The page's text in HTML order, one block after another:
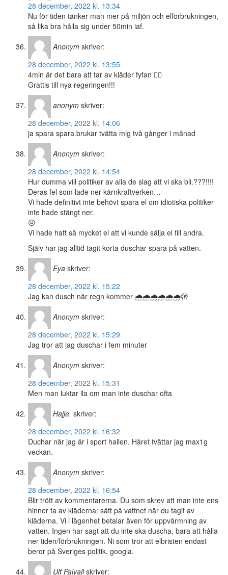
28 december, 2022 kl. 13:34
Nu för tiden tänker man mer på miljön och elförbrukningen,
så lika bra hålla sig under 50min iaf.
Anonym skriver:
28 december, 2022 kl. 13:55
4min är det bara att tar av kläder fyfan 🤦‍♂️
Grattis till nya regeringen!!!
anonym skriver:
28 december, 2022 kl. 14:06
ja spara spara.brukar tvätta mig två gånger i månad
Anonym skriver:
28 december, 2022 kl. 14:54
Hur dumma vill politiker av alla de slag att vi ska bli.???!!!!
Deras fel som lade ner kärnkraftverken…
Vi hade definitivt inte behövt spara el om idiotiska politiker
inte hade stängt ner.
😠
Vi hade haft så mycket el att vi kunde sälja el till andra.
Själv har jag alltid tagit korta duschar spara på vatten.
Eya skriver:
28 december, 2022 kl. 15:22
Jag kan dusch när regn kommer 🌧🌧🌧🌧🌧🌧🫣
Anonym skriver:
28 december, 2022 kl. 15:29
Jag tror att jag duschar i fem minuter
Anonym skriver:
28 december, 2022 kl. 15:31
Men man luktar ila om man inte duschar ofta
Hajje. skriver:
28 december, 2022 kl. 16:32
Duchar när jag är i sport hallen. Håret tvättar jag max1g
veckan.
Anonym skriver:
28 december, 2022 kl. 16:54
Blir trött av kommentarerna. Du som skrev att man inte ens
hinner ta av kläderna: sätt på vattnet när du tagit av
kläderna. Vi i lägenhet betalar även för uppvärmning av
vatten. Ingen har sagt att du inte ska duscha, bara att hålla
ner tiden/förbrukningen. Ni som tror att elbristen endast
beror på Sveriges politik, googla.
Ulf Palvall skriver: